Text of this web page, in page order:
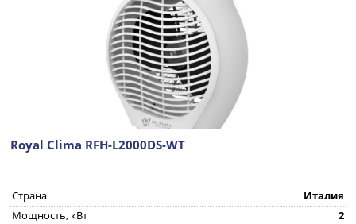
Royal Clima RFH-L2000DS-WT
Страна
Италия
Мощность, кВт
2